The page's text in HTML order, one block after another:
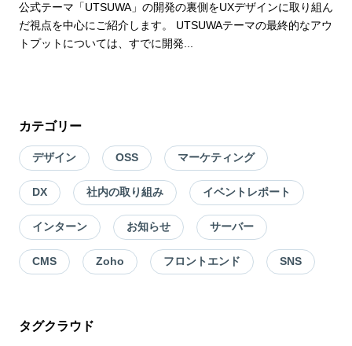
公式テーマ「UTSUWA」の開発の裏側をUXデザインに取り組ん
だ視点を中心にご紹介します。 UTSUWAテーマの最終的なアウ
トプットについては、すでに開発...
カテゴリー
デザイン OSS マーケティング
DX 社内の取り組み イベントレポート
インターン お知らせ サーバー
CMS Zoho フロントエンド SNS
タグクラウド